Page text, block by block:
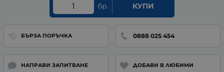
бр. КУПИ
БЪРЗА ПОРЪЧКА 0888 025 454
НАПРАВИ ЗАПИТВАНЕ ДОБАВИ В ЛЮБИМИ